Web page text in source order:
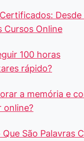
Desde
Cursos Online
100 horas
rápido?
a memória e
online?
Que São Palavras